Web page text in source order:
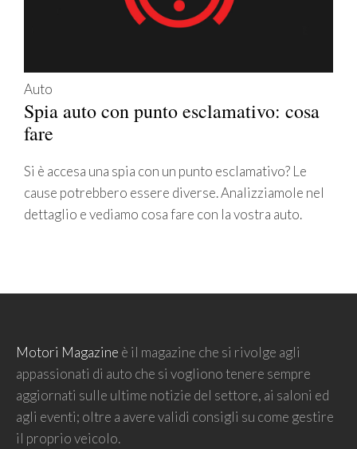
Auto
Spia auto con punto esclamativo: cosa
fare
Si è accesa una spia con un punto esclamativo? Le
cause potrebbero essere diverse. Analizziamole nel
dettaglio e vediamo cosa fare con la vostra auto.
Motori Magazine è il magazine che si rivolge agli
appassionati di auto che si vogliono tenere sempre
aggiornati sulle ultime notizie del settore, ai saloni ed
agli eventi; oltre a avere validi consigli su come gestire
il proprio veicolo.